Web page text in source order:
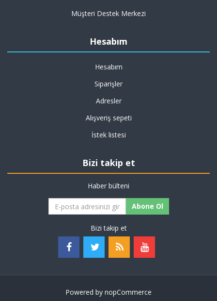
Müşteri Destek Merkezi
Hesabım
Hesabım
Siparişler
Adresler
Alışveriş sepeti
İstek listesi
Bizi takip et
Haber bülteni
Abone Ol
Bizi takip et
Powered by nopCommerce